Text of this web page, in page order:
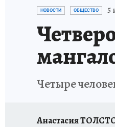
ОТДЫХ
НОВОСТИ ОБЩЕСТВО 5
Четыре
Анастасия